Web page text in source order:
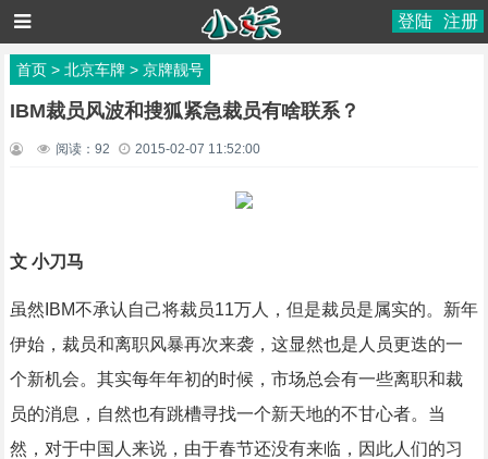
登陆 注册
首页> 北京车牌> 京牌靓号
IBM裁员风波和搜狐紧急裁员有啥联系？
阅读： 92 2015-02-07 11:52:00
文 小刀马
虽然IBM不承认自己将裁员11万人，但是裁员是属实的。新年
伊始，裁员和离职风暴再次来袭，这显然也是人员更迭的一
个新机会。其实每年年初的时候，市场总会有一些离职和裁
员的消息，自然也有跳槽寻找一个新天地的不甘心者。当
然，对于中国人来说，由于春节还没有来临，因此人们的习